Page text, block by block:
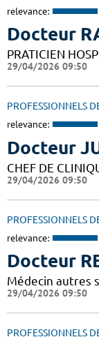
relevance:
Docteur
PRATICIEN
29/04/2026 09:50
PROFESSIONNELS
relevance:
Docteur
CHEF DE
29/04/2026 09:50
PROFESSIONNELS
relevance:
Docteur
Médecin autres
29/04/2026 09:50
PROFESSIONNELS